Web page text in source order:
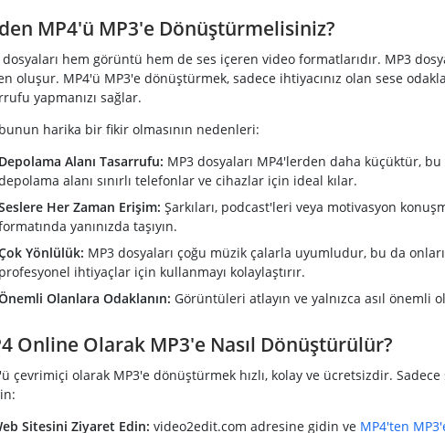
MP4'ü MP3'e Dönüştürmelisiniz?
dosyaları hem görüntü hem de ses içeren video formatlarıdır. MP3
oluşur. MP4'ü MP3'e dönüştürmek, sadece ihtiyacınız olan sese
yapmanızı sağlar.
harika bir fikir olmasının nedenleri:
Depolama Alanı Tasarrufu: MP3 dosyaları MP4'lerden daha küçüktür, bu
alanı sınırlı telefonlar ve cihazlar için ideal kılar.
Her Zaman Erişim: Şarkıları, podcast'leri veya motivasyon
yanınızda taşıyın.
Yönlülük: MP3 dosyaları çoğu müzik çalarla uyumludur, bu da
profesyonel ihtiyaçlar için kullanmayı kolaylaştırır.
Olanlara Odaklanın: Görüntüleri atlayın ve yalnızca asıl önemli
Online Olarak MP3'e Nasıl Dönüştürülür?
çevrimiçi olarak MP3'e dönüştürmek hızlı, kolay ve ücretsizdir. Sadece
Sitesini Ziyaret Edin: video2edit.com adresine gidin ve MP4'ten